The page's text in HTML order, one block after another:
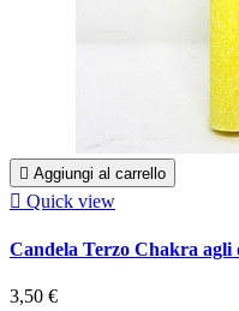
 Aggiungi al carrello
 Quick view
Candela Terzo Chakra agli
3,50 €